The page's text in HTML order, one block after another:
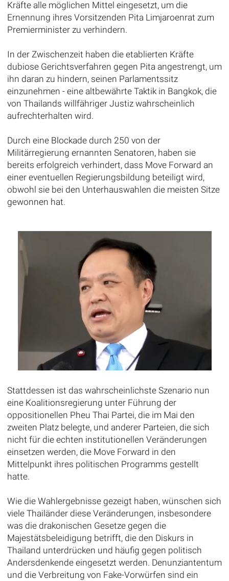
Kräfte alle möglichen Mittel eingesetzt, um die
Ernennung ihres Vorsitzenden Pita Limjaroenrat zum
Premierminister zu verhindern.
In der Zwischenzeit haben die etablierten Kräfte
dubiose Gerichtsverfahren gegen Pita angestrengt, um
ihn daran zu hindern, seinen Parlamentssitz
einzunehmen - eine altbewährte Taktik in Bangkok, die
von Thailands willfähriger Justiz wahrscheinlich
aufrechterhalten wird.
Durch eine Blockade durch 250 von der
Militärregierung ernannten Senatoren, haben sie
bereits erfolgreich verhindert, dass Move Forward an
einer eventuellen Regierungsbildung beteiligt wird,
obwohl sie bei den Unterhauswahlen die meisten Sitze
gewonnen hat.
Stattdessen ist das wahrscheinlichste Szenario nun
eine Koalitionsregierung unter Führung der
oppositionellen Pheu Thai Partei, die im Mai den
zweiten Platz belegte, und anderer Parteien, die sich
nicht für die echten institutionellen Veränderungen
einsetzen werden, die Move Forward in den
Mittelpunkt ihres politischen Programms gestellt
hatte.
Wie die Wahlergebnisse gezeigt haben, wünschen sich
viele Thailänder diese Veränderungen, insbesondere
was die drakonischen Gesetze gegen die
Majestätsbeleidigung betrifft, die den Diskurs in
Thailand unterdrücken und häufig gegen politisch
Andersdenkende eingesetzt werden. Denunziantentum
und die Verbreitung von Fake-Vorwürfen sind ein